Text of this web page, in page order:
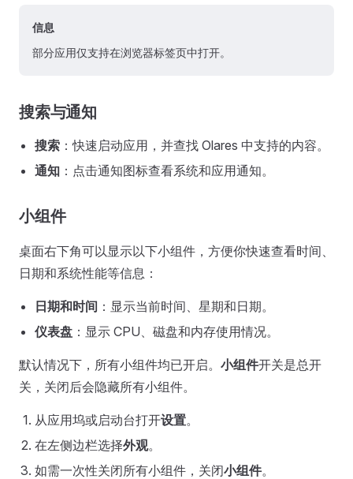
信息
部分应用仅支持在浏览器标签页中打开。
搜索与通知
搜索 ：快速启动应用，并查找 Olares 中支持的内容。
通知 ：点击通知图标查看系统和应用通知。
小组件
桌面右下角可以显示以下小组件，方便你快速查看时间、
日期和系统性能等信息：
日期和时间 ：显示当前时间、星期和日期。
仪表盘 ：显示 CPU、磁盘和内存使用情况。
默认情况下，所有小组件均已开启。 小组件开关是总开
关，关闭后会隐藏所有小组件。
从应用坞或启动台打开设置。
在左侧边栏选择外观。
如需一次性关闭所有小组件，关闭小组件。